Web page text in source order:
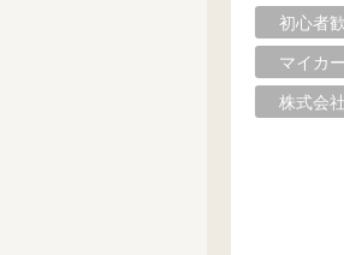
初心者
マイカ
株式会社
朝霞市
川越市
越谷市